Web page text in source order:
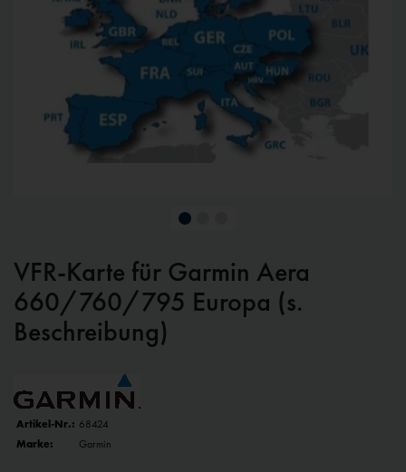
VFR-Karte für Garmin Aera
660/760/795 Europa (s.
Beschreibung)
Artikel-Nr.: 68424
Marke:
Garmin